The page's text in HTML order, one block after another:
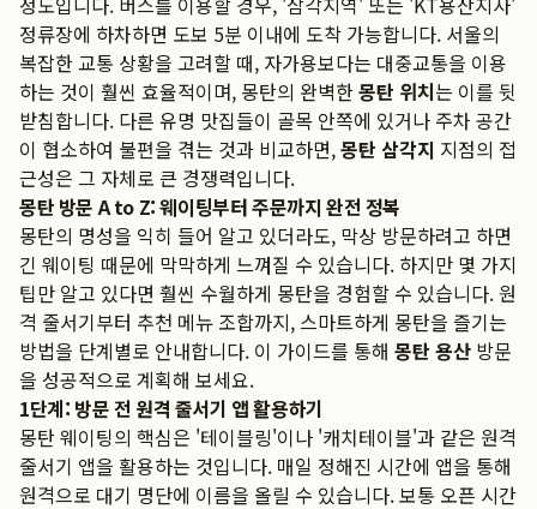
정류장에 하차하면 도보 5분 이내에 도착 가능합니다. 서울의
복잡한 교통 상황을 고려할 때, 자가용보다는 대중교통을 이용
하는 것이 훨씬 효율적이며, 몽탄의 완벽한몽탄 위치는 이를 뒷
받침합니다. 다른 유명 맛집들이 골목 안쪽에 있거나 주차 공간
이 협소하여 불편을 겪는 것과 비교하면,몽탄 삼각지 지점의 접
근성은 그 자체로 큰 경쟁력입니다.
몽탄 방문 A to Z: 웨이팅부터 주문까지 완전 정복
몽탄의 명성을 익히 들어 알고 있더라도, 막상 방문하려고 하면
긴 웨이팅 때문에 막막하게 느껴질 수 있습니다. 하지만 몇 가지
팁만 알고 있다면 훨씬 수월하게 몽탄을 경험할 수 있습니다. 원
격 줄서기부터 추천 메뉴 조합까지, 스마트하게 몽탄을 즐기는
방법을 단계별로 안내합니다. 이 가이드를 통해 몽탄 용산 방문
을 성공적으로 계획해 보세요.
1단계: 방문 전 원격 줄서기 앱 활용하기
몽탄 웨이팅의 핵심은 '테이블링'이나 '캐치테이블'과 같은 원격
줄서기 앱을 활용하는 것입니다. 매일 정해진 시간에 앱을 통해
원격으로 대기 명단에 이름을 올릴 수 있습니다. 보통 오픈 시간